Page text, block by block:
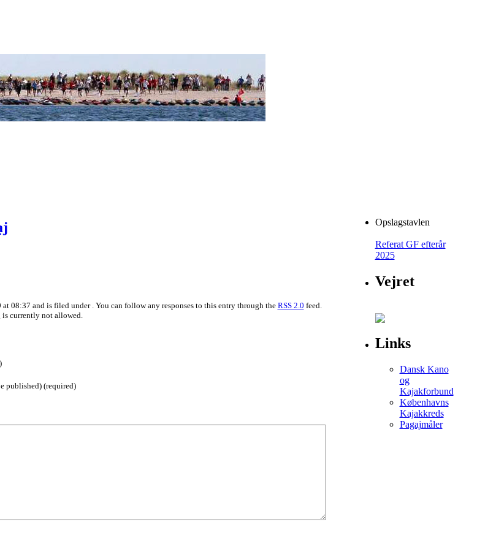
08:37 and is filed under . You can follow any responses to this entry through the RSS 2.0 feed.
is currently not allowed.
published) (required)
Opslagstavlen
Referat GF efterår
2025
Vejret
Links
Dansk Kano
og
Kajakforbund
Københavns
Kajakkreds
Pagajmåler